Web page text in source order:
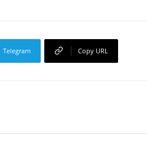
Telegram Copy URL